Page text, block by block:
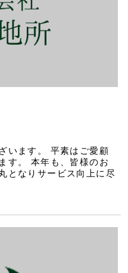
います。 平素はご愛顧
す。 本年も、皆様のお
となりサービス向上に尽